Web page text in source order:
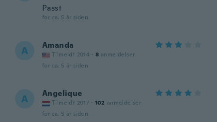
Passt
for ca. 5 år siden
A Amanda
Tilmeldt 2014 · 8 anmeldelser
for ca. 5 år siden
A Angelique
Tilmeldt 2017 · 102 anmeldelser
for ca. 5 år siden